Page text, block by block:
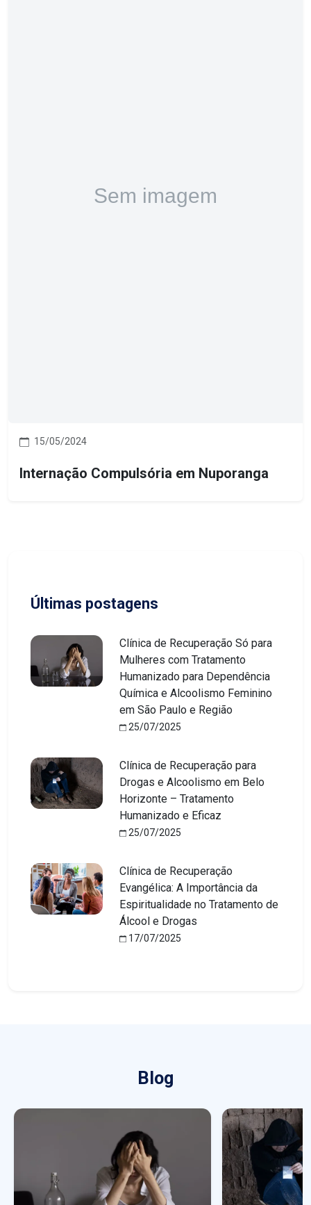
15/05/2024
Internação Compulsória em Nuporanga
Últimas postagens
Clínica de Recuperação Só para
Mulheres com Tratamento
Humanizado para Dependência
Química e Alcoolismo Feminino
em São Paulo e Região
25/07/2025
Clínica de Recuperação para
Drogas e Alcoolismo em Belo
Horizonte – Tratamento
Humanizado e Eficaz
25/07/2025
Clínica de Recuperação
Evangélica: A Importância da
Espiritualidade no Tratamento de
Álcool e Drogas
17/07/2025
Blog